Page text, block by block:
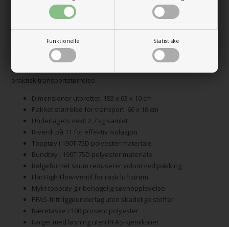
Funktionelle Statistiske
Bølgeformet skum for bedre støtte
støtte på ujevne underlag. Konstruktionen reduserer det samlede
volumet når underlaget pakkes sammen i bæretasken. Dette
designet sikrer en balanse mellom komfort under søvn og
praktisk transportstørrelse.
Dimensjoner utbrettet: 183 x 63 x 10 cm
Pakket størrelse for transport: 66 x 18 cm
Underlagets vekt: 2,7 kg samlet
R-verdi på 11 for effektiv isolasjon
Topptøy i 190T 75D polyester materiale
Bundtøy i 190T 75D polyester materiale
Bølgeformet skum reduserer volum ved pakking
Flat High-Flow-ventil for rask luftstrøm
Mykt topptøy gir behagelig søvnopplevelse
PFAS-fritt liggeunderlag uten skadelige stoffer
Bæretaske i 100 prosent polyester
Farget med løsning uten PFAS-kjemikalier